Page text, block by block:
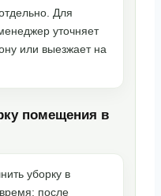
Для
уточняет
или выезжает на
помещения в
уборку в
после